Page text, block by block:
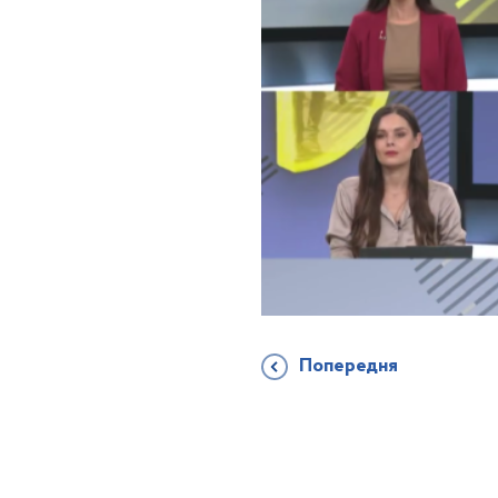
Попередня